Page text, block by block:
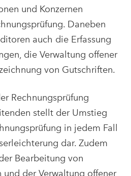
und Konzernen
Daneben
auch die Erfassung
die Verwaltung offener
von Gutschriften.
Rechnungsprüfung
stellt der Umstieg
in jedem Fall
dar. Zudem
Bearbeitung von
und der Verwaltung offener